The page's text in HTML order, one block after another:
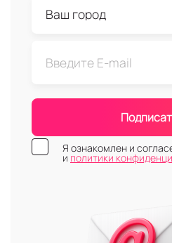
Я ознакомлен и
и политики